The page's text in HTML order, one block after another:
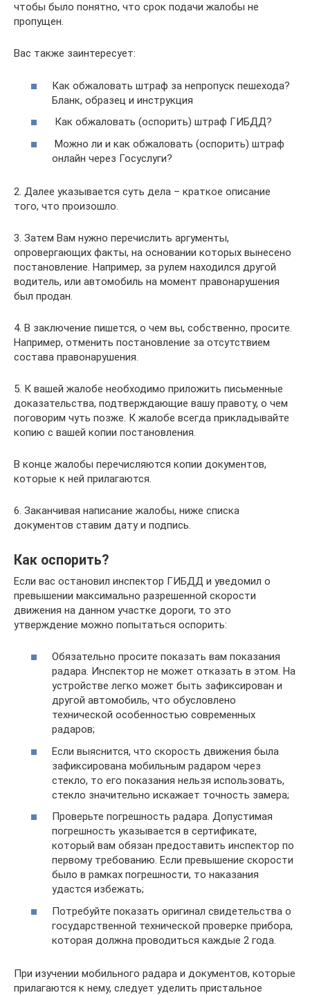
чтобы было понятно, что срок подачи жалобы не
пропущен.
Вас также заинтересует:
Как обжаловать штраф за непропуск пешехода?
Бланк, образец и инструкция
Как обжаловать (оспорить) штраф ГИБДД?
Можно ли и как обжаловать (оспорить) штраф
онлайн через Госуслуги?
2. Далее указывается суть дела – краткое описание
того, что произошло.
3. Затем Вам нужно перечислить аргументы,
опровергающих факты, на основании которых вынесено
постановление. Например, за рулем находился другой
водитель, или автомобиль на момент правонарушения
был продан.
4. В заключение пишется, о чем вы, собственно, просите.
Например, отменить постановление за отсутствием
состава правонарушения.
5. К вашей жалобе необходимо приложить письменные
доказательства, подтверждающие вашу правоту, о чем
поговорим чуть позже. К жалобе всегда прикладывайте
копию с вашей копии постановления.
В конце жалобы перечисляются копии документов,
которые к ней прилагаются.
6. Заканчивая написание жалобы, ниже списка
документов ставим дату и подпись.
Как оспорить?
Если вас остановил инспектор ГИБДД и уведомил о
превышении максимально разрешенной скорости
движения на данном участке дороги, то это
утверждение можно попытаться оспорить:
Обязательно просите показать вам показания
радара. Инспектор не может отказать в этом. На
устройстве легко может быть зафиксирован и
другой автомобиль, что обусловлено
технической особенностью современных
радаров;
Если выяснится, что скорость движения была
зафиксирована мобильным радаром через
стекло, то его показания нельзя использовать,
стекло значительно искажает точность замера;
Проверьте погрешность радара. Допустимая
погрешность указывается в сертификате,
который вам обязан предоставить инспектор по
первому требованию. Если превышение скорости
было в рамках погрешности, то наказания
удастся избежать;
Потребуйте показать оригинал свидетельства о
государственной технической проверке прибора,
которая должна проводиться каждые 2 года.
При изучении мобильного радара и документов, которые
прилагаются к нему, следует уделить пристальное